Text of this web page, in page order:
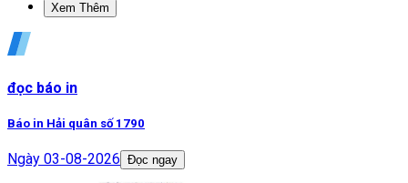
Xem Thêm
đọc báo in
Báo in Hải quân số 1790
Ngày 03-08-2026 Đọc ngay